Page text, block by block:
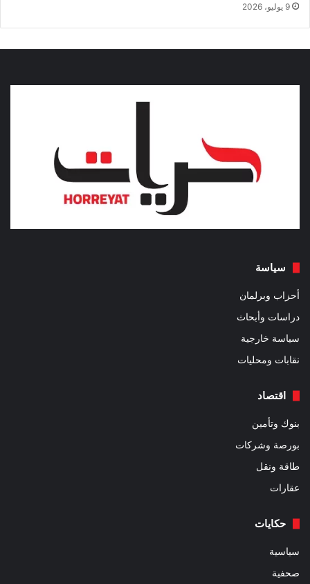
9 يوليو، 2026
سياسة
أحزاب وبرلمان
دراسات وأبحاث
سياسة خارجية
نقابات ومحليات
اقتصاد
بنوك وتأمين
بورصة وشركات
طاقة ونقل
عقارات
حكايات
سياسية
صحفية